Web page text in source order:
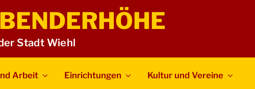
Stadt Wiehl
Arbeit Einrichtungen Kultur und Vereine